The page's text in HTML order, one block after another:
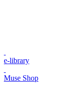
e-library
Muse Shop